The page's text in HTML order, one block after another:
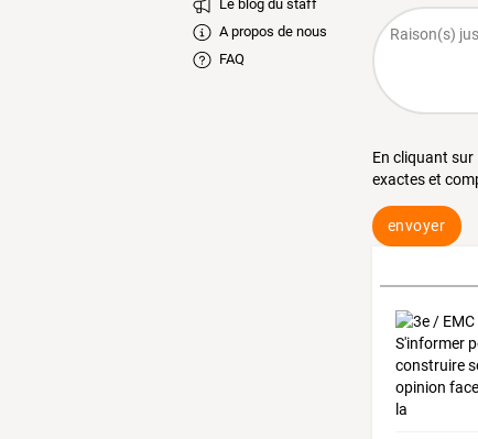
Le blog du staff
A propos de nous
FAQ
En cliquant
exactes et
envoyer